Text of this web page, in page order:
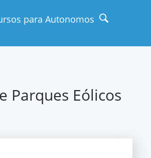
para Autonomos
Parques Eólicos